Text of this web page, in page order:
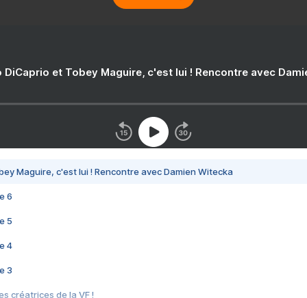
DiCaprio et Tobey Maguire, c'est lui ! Rencontre avec
Maguire, c'est lui ! Rencontre avec Damien Witecka
6
5
4
3
créatrices de la VF !